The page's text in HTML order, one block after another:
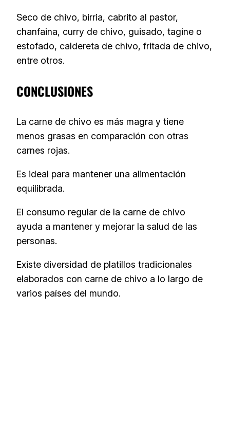
Seco de chivo, birria, cabrito al pastor,
chanfaina, curry de chivo, guisado, tagine o
estofado, caldereta de chivo, fritada de chivo,
entre otros.
CONCLUSIONES
La carne de chivo es más magra y tiene
menos grasas en comparación con otras
carnes rojas.
Es ideal para mantener una alimentación
equilibrada.
El consumo regular de la carne de chivo
ayuda a mantener y mejorar la salud de las
personas.
Existe diversidad de platillos tradicionales
elaborados con carne de chivo a lo largo de
varios países del mundo.